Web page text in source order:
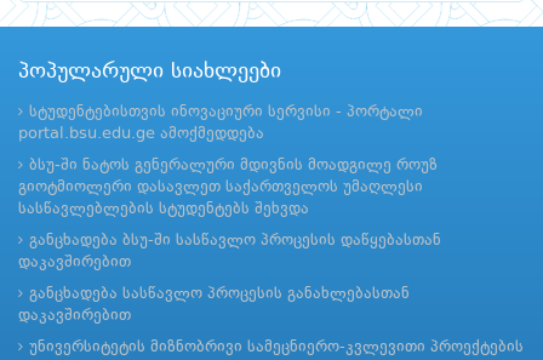
პოპულარული სიახლეები
სტუდენტებისთვის ინოვაციური სერვისი - პორტალი
portal.bsu.edu.ge ამოქმედდება
ბსუ-ში ნატოს გენერალური მდივნის მოადგილე როუზ
გიოტმიოლერი დასავლეთ საქართველოს უმაღლესი
სასწავლებლების სტუდენტებს შეხვდა
განცხადება ბსუ-ში სასწავლო პროცესის დაწყებასთან
დაკავშირებით
განცხადება სასწავლო პროცესის განახლებასთან
დაკავშირებით
უნივერსიტეტის მიზნობრივი სამეცნიერო-კვლევითი პროექტების